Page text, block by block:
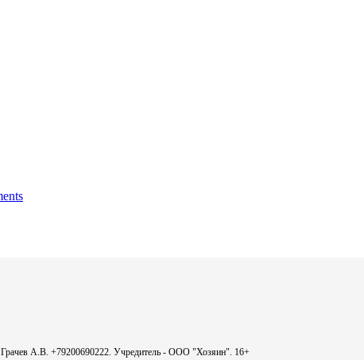
Грачев А.В. +79200690222. Учредитель - ООО "Хозяин". 16+